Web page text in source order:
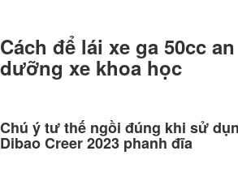
Cách để lái xe ga 50cc
dưỡng xe khoa học
Chú ý tư thế ngồi đúng khi sử
Dibao Creer 2023 phanh đĩa